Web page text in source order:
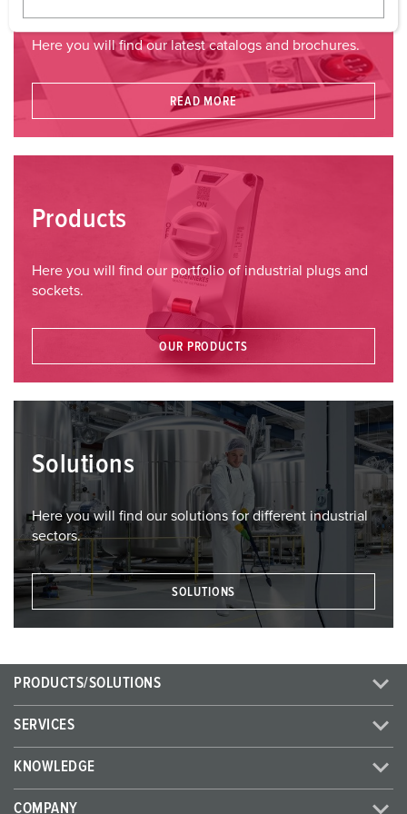
w
a Here you will find our latest catalogs and brochures.
READ MORE
Products
Here you will find our portfolio of industrial plugs and
sockets.
OUR PRODUCTS
Solutions
Here you will find our solutions for different industrial
sectors.
SOLUTIONS
PRODUCTS/SOLUTIONS
SERVICES
KNOWLEDGE
COMPANY